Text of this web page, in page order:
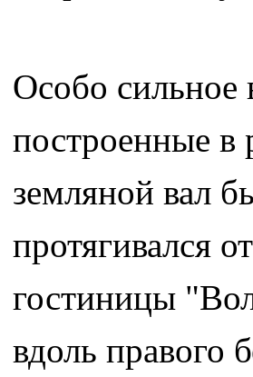
Особо сильное
построенные
земляной вал
протягивался
гостиницы
вдоль правого